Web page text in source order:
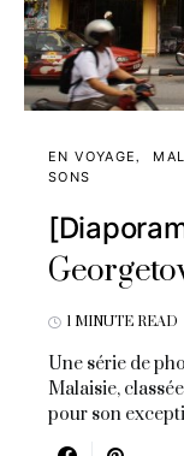
EN VOYAGE
SONS
1 MINUTE READ
Une série de
Malaisie,
pour son